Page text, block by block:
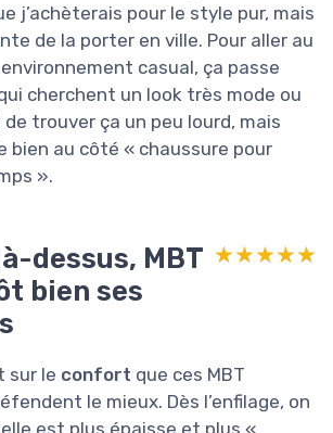
j’achèterais pour le style pur, mais
de la porter en ville. Pour aller au
casual, ça passe
cherchent un look très mode ou
trouver ça un peu lourd, mais
bien au côté « chaussure pour
».
dessus, MBT
bien ses
★★★★★
★★★★★
sur le confort que ces MBT
le mieux. Dès l’enfilage, on
est plus épaisse et plus «